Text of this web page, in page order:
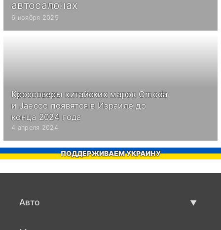
автосалонах
6 ноября 2025
Кроссоверы китайских марок Omoda
и Jaecoo появятся в Израиле до
конца 2024 года
4 апреля 2024
ПОДДЕРЖИВАЕМ УКРАИНУ
Авто